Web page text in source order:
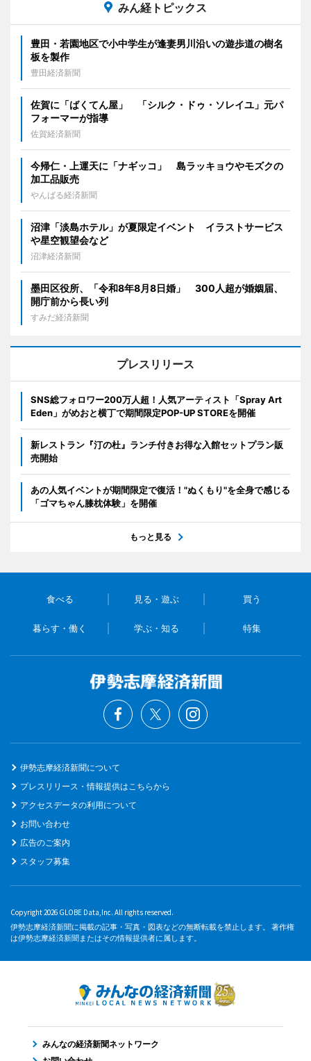
みん経トピックス
豊田・若園地区で小中学生が逢妻男川沿いの遊歩道の樹名
板を製作
豊田経済新聞
佐賀に「ばくてん屋」 「シルク・ドゥ・ソレイユ」元パ
フォーマーが指導
佐賀経済新聞
今帰仁・上運天に「ナギッコ」 島ラッキョウやモズクの
加工品販売
やんばる経済新聞
沼津「淡島ホテル」が夏限定イベント イラストサービス
や星空観望会など
沼津経済新聞
墨田区役所、「令和8年8月8日婚」 300人超が婚姻届、
開庁前から長い列
すみだ経済新聞
プレスリリース
SNS総フォロワー200万人超！人気アーティスト「Spray Art
Eden」がめおと横丁で期間限定POP-UP STOREを開催
新レストラン『汀の杜』ランチ付きお得な入館セットプラン販
売開始
あの人気イベントが期間限定で復活！"ぬくもり"を全身で感じる
「ゴマちゃん膝枕体験」を開催
もっと見る
食べる 見る・遊ぶ 買う
暮らす・働く 学ぶ・知る 特集
伊勢志摩経済新聞について
プレスリリース・情報提供はこちらから
アクセスデータの利用について
お問い合わせ
広告のご案内
スタッフ募集
Copyright 2026 GLOBE Data,Inc. All rights reserved.
伊勢志摩経済新聞に掲載の記事・写真・図表などの無断転載を禁止します。 著作権
は伊勢志摩経済新聞またはその情報提供者に属します。
みんなの経済新聞ネットワーク